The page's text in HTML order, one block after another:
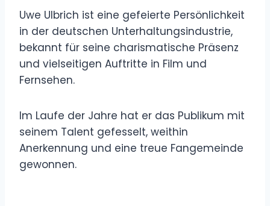
Uwe Ulbrich ist eine gefeierte Persönlichkeit
in der deutschen Unterhaltungsindustrie,
bekannt für seine charismatische Präsenz
und vielseitigen Auftritte in Film und
Fernsehen.
Im Laufe der Jahre hat er das Publikum mit
seinem Talent gefesselt, weithin
Anerkennung und eine treue Fangemeinde
gewonnen.